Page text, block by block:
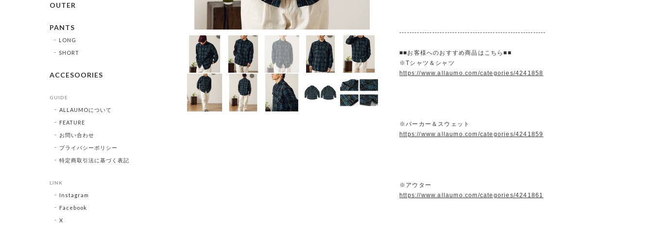
----------------------------------------------------------
■■お客様へのおすすめ商品はこちら■■
※Tシャツ＆シャツ
https://www.allaumo.com/categories/4241858
※パーカー＆スウェット
https://www.allaumo.com/categories/4241859
※アウター
https://www.allaumo.com/categories/4241861
OUTER
PANTS
LONG
SHORT
ACCESOORIES
GUIDE
ALLAUMOについて
FEATURE
お問い合わせ
プライバシーポリシー
特定商取引法に基づく表記
LINK
Instagram
Facebook
X